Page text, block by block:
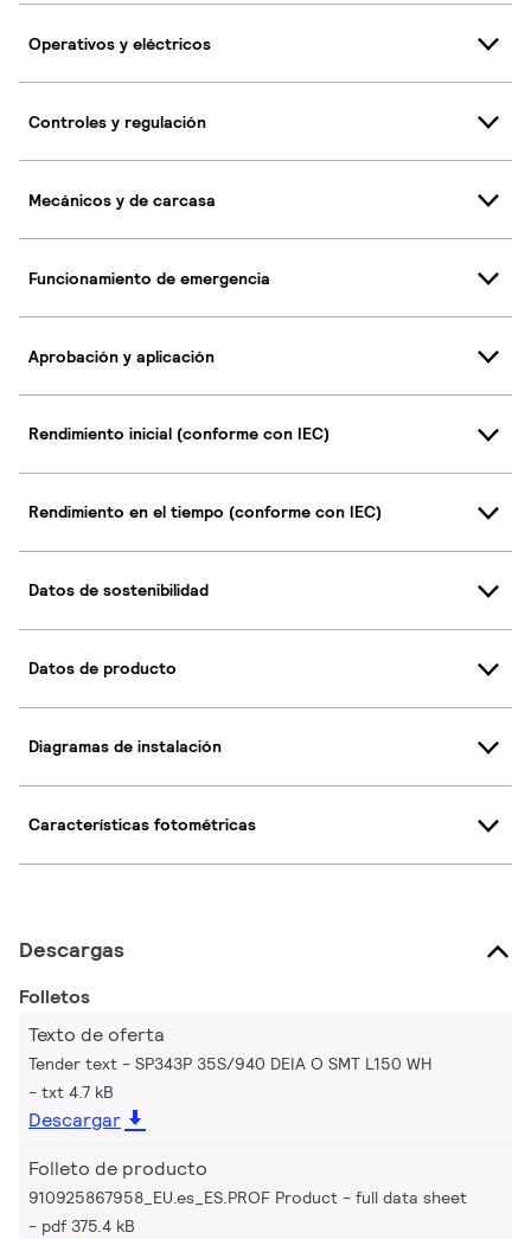
Operativos y eléctricos
Controles y regulación
Mecánicos y de carcasa
Funcionamiento de emergencia
Aprobación y aplicación
Rendimiento inicial (conforme con IEC)
Rendimiento en el tiempo (conforme con IEC)
Datos de sostenibilidad
Datos de producto
Diagramas de instalación
Características fotométricas
Descargas
Folletos
Texto de oferta
Tender text - SP343P 35S/940 DEIA O SMT L150 WH
txt 4.7 kB
Descargar
Folleto de producto
910925867958_EU.es_ES.PROF Product - full data sheet
pdf 375.4 kB